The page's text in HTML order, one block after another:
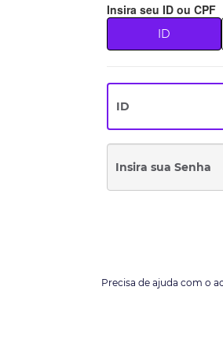
Conheça nosso e-
O Grupo Hinode desenvolve
que valoriza e respeita um
mais exigente.
Insira seu ID ou CPF
ID
Precisa de ajuda com o